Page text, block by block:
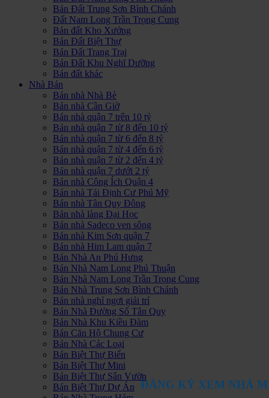
Bán Đất Trung Sơn Bình Chánh
Đất Nam Long Trần Trọng Cung
Bán đất Kho Xưởng
Bán Đất Biệt Thự
Bán Đất Trang Trại
Bán Đất Khu Nghĩ Dưỡng
Bán đất khác
Nhà Bán
Bán nhà Nhà Bè
Bán nhà Cần Giờ
Bán nhà quận 7 trên 10 tỷ
Bán nhà quận 7 từ 8 đến 10 tỷ
Bán nhà quận 7 từ 6 đến 8 tỷ
Bán nhà quận 7 từ 4 đến 6 tỷ
Bán nhà quận 7 từ 2 đến 4 tỷ
Bán nhà quận 7 dưới 2 tỷ
Bán nhà Công Ích Quận 4
Bán nhà Tái Định Cư Phú Mỹ
Bán nhà Tân Quy Đông
Bán nhà làng Đại Học
Bán nhà Sadeco ven sông
Bán nhà Kim Sơn quận 7
Bán nhà Him Lam quận 7
Bán Nhà An Phú Hưng
Bán Nhà Nam Long Phú Thuận
Bán Nhà Nam Long Trần Trọng Cung
Bán Nhà Trung Sơn Bình Chánh
Bán nhà nghỉ ngơi giải trí
Bán Nhà Đường Số Tân Quy
Bán Nhà Khu Kiều Đàm
Bán Căn Hộ Chung Cư
Bán Nhà Các Loại
Bán Biệt Thự Biển
Bán Biệt Thự Mini
Bán Biệt Thự Sân Vườn
Bán Biệt Thự Dự Án
ĐĂNG KÝ XEM NHÀ